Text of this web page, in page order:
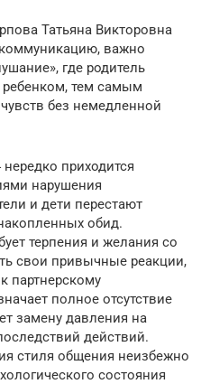
Татьяна Викторовна
важно
где родитель
ребенком, тем самым
без немедленной
приходится
нарушения
и дети перестают
обид.
терпения и желания со
свои привычные реакции,
партнерскому
полное отсутствие
замену давления на
действий.
стиля общения неизбежно
состояния